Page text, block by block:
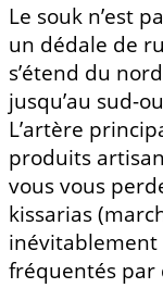
Le souk n’est
un dédale de
s’étend du
jusqu’au sud-
L’artère
produits
vous vous
kissarias
inévitablement
fréquentés par